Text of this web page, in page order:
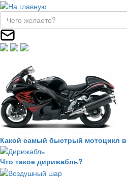
Какой самый быстрый мотоцикл
Что такое дирижабль?